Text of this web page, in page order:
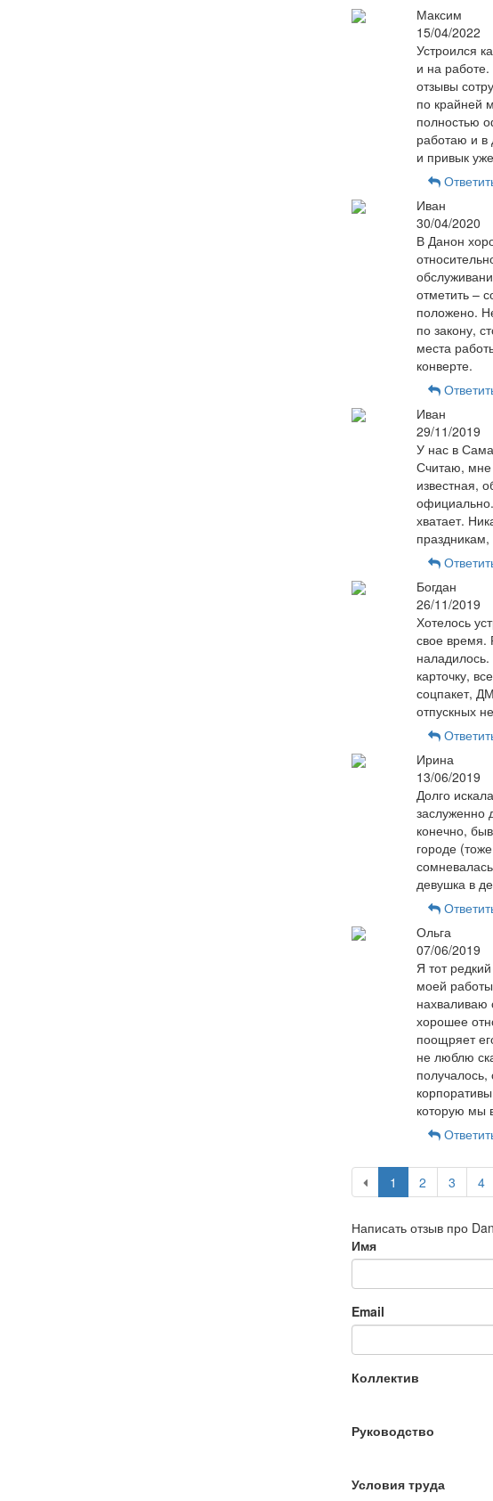
Максим
15/04/2022
Устроился
и на
отзывы
по крайней
полностью
работаю и в
и привык
Иван
30/04/2020
В Данон
отметить –
положено.
по закону,
места
конверте.
Иван
29/11/2019
У нас в
Считаю, мне
известная,
хватает.
Богдан
26/11/2019
Хотелось
свое время.
карточку,
соцпакет,
отпускных
Ирина
13/06/2019
Долго
заслуженно
конечно,
городе
девушка в
Ольга
07/06/2019
Я тот
моей
нахваливаю
хорошее
поощряет
не люблю
которую мы
1 2 3 4
Написать отзыв про
Имя
Email
Коллектив
Руководство
Условия труда